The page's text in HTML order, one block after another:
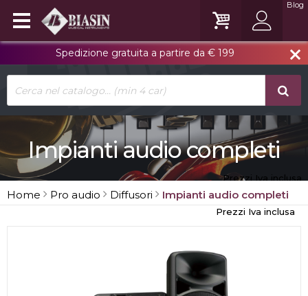
close
Spedizione gratuita a partire da € 199
Blog
Impianti audio completi
Prezzi Iva inclusa
Home Pro audio Diffusori Impianti audio completi
Prezzi Iva inclusa